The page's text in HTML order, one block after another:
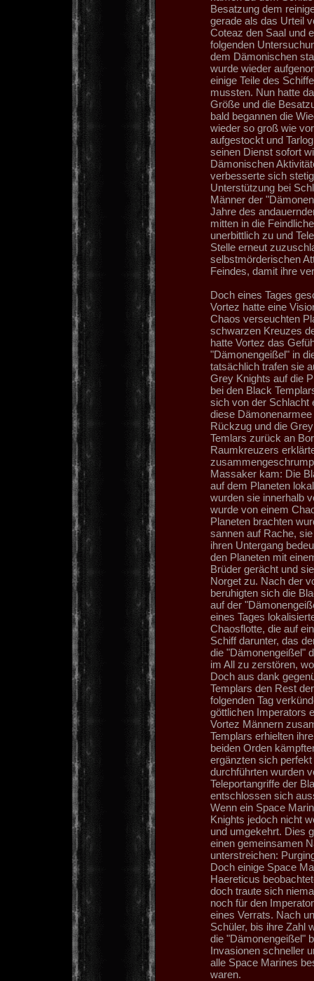
Besatzung dem
gerade als das Urteil
Coteaz den Saal und
folgenden
dem Dämonischen
wurde wieder
einige Teile des
mussten. Nun hatte
Größe und die
bald begannen die
wieder so groß wie
aufgestockt und
seinen Dienst sofort
Dämonischen
verbesserte sich
Unterstützung bei
Männer der
Jahre des
mitten in die
unerbittlich zu und
Stelle erneut
selbstmörderischen
Feindes, damit ihre
Doch eines Tages
Vortez hatte eine
Chaos verseuchten
schwarzen Kreuzes
hatte Vortez das
"Dämonengeißel" in
tatsächlich trafen sie
Grey Knights auf die
bei den Black
sich von der Schlacht
diese
Rückzug und die
Temlars zurück an
Raumkreuzers
Massaker kam: Die
auf dem Planeten
wurden sie innerhalb
wurde von einem
Planeten brachten
sannen auf Rache,
ihren Untergang
den Planeten mit
Brüder gerächt und
Norget zu. Nach der
beruhigten sich die
auf der
eines Tages
Chaosflotte, die auf
Schiff darunter, das
die "Dämonengeißel"
im All zu zerstören,
Doch aus dank
Templars den Rest
folgenden Tag
göttlichen Imperators
Vortez Männern
Templars erhielten
beiden Orden
ergänzten sich
durchführten wurden
Teleportangriffe der
entschlossen sich
Wenn ein Space
Knights jedoch nicht
und umgekehrt. Dies
einen gemeinsamen
unterstreichen:
Doch einige Space
Haereticus
doch traute sich
noch für den
eines Verrats. Nach
Schüler, bis ihre Zahl
die "Dämonengeißel"
Invasionen schneller
alle Space Marines
waren.